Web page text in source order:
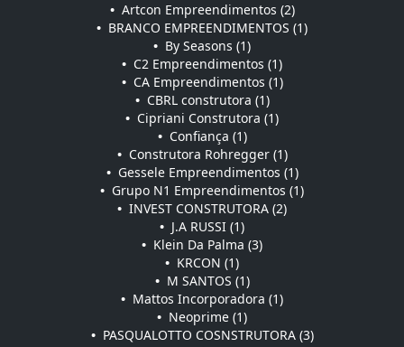
• Artcon Empreendimentos (2)
• BRANCO EMPREENDIMENTOS (1)
• By Seasons (1)
• C2 Empreendimentos (1)
• CA Empreendimentos (1)
• CBRL construtora (1)
• Cipriani Construtora (1)
• Confiança (1)
• Construtora Rohregger (1)
• Gessele Empreendimentos (1)
• Grupo N1 Empreendimentos (1)
• INVEST CONSTRUTORA (2)
• J.A RUSSI (1)
• Klein Da Palma (3)
• KRCON (1)
• M SANTOS (1)
• Mattos Incorporadora (1)
• Neoprime (1)
• PASQUALOTTO COSNSTRUTORA (3)